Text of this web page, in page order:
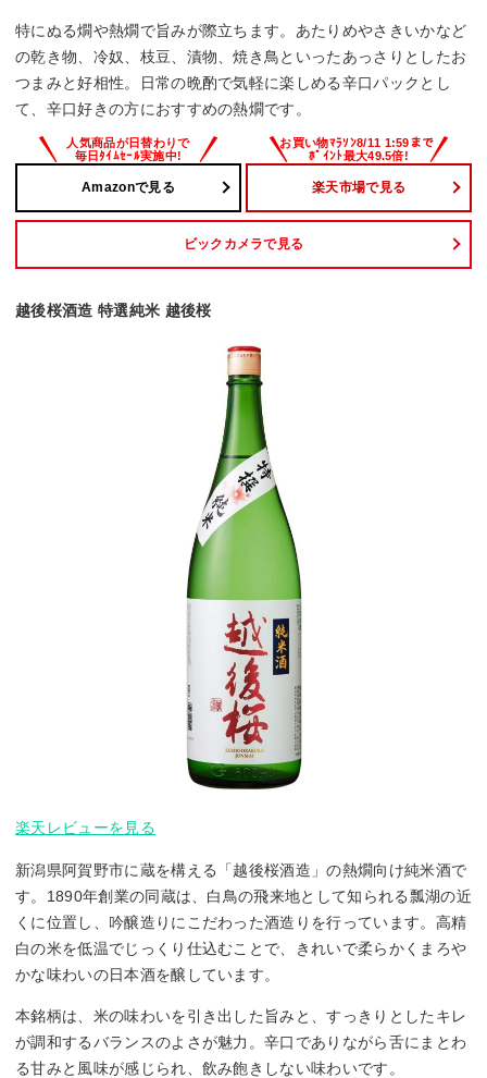
特にぬる燗や熱燗で旨みが際立ちます。あたりめやさきいかなど
の乾き物、冷奴、枝豆、漬物、焼き鳥といったあっさりとしたお
つまみと好相性。日常の晩酌で気軽に楽しめる辛口パックとし
て、辛口好きの方におすすめの熱燗です。
Amazonで見る 楽天市場で見る
ビックカメラで見る
越後桜酒造 特選純米 越後桜
楽天レビューを見る
新潟県阿賀野市に蔵を構える「越後桜酒造」の熱燗向け純米酒で
す。1890年創業の同蔵は、白鳥の飛来地として知られる瓢湖の近
くに位置し、吟醸造りにこだわった酒造りを行っています。高精
白の米を低温でじっくり仕込むことで、きれいで柔らかくまろや
かな味わいの日本酒を醸しています。
本銘柄は、米の味わいを引き出した旨みと、すっきりとしたキレ
が調和するバランスのよさが魅力。辛口でありながら舌にまとわ
る甘みと風味が感じられ、飲み飽きしない味わいです。